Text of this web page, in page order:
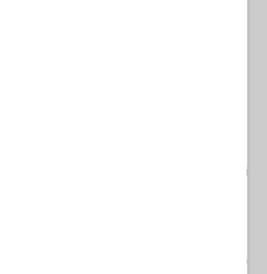
tabù”, come chiamo le tante,
le élite neoliberiste escludono dal
di J.D. Vance che mi ha fatto
Aveva ragione riguardo ai fallimenti e
la loro discesa in ogni sorta di
in difesa delle ortodossie comuni a tutti
Vance non riesce a vedere, mi sono
di cui fa parte è vulnerabile agli stessi
La mia domanda è diventata
quando il vicepresidente è stato a Monaco